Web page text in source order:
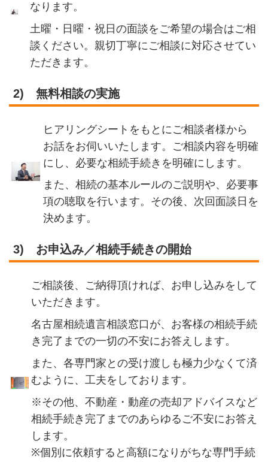
なります。
土曜・日曜・祝日の面談をご希望の場合はご相
談ください。親切丁寧にご相談に対応させてい
ただきます。
2) 無料相談の実施
ヒアリングシートをもとにご相談者様から
お話をお伺いいたします。ご相談内容を明確
にし、必要な相続手続きを明確にします。
また、相続の基本ルールのご説明や、必要事
項の聴取を行います。その後、次回面談日を
決めます。
3) お申込み／相続手続きの開始
ご相談後、ご納得頂ければ、お申し込みをして
いただきます。
名古屋相続遺言相談窓口が、お客様の相続手続
き完了までの一切の不安にお答えします。
また、各専門家との受け渡しも極力少なくて済
むように、工夫をしております。
※その他、不動産・動産の売却アドバイスなど
相続手続き完了までのあらゆるご不安にお答え
します。
※個別に依頼すると高額になりがちな専門手続